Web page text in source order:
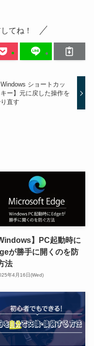
てね！
Windows ショートカッ
キー】元に戻した操作を
直す
】PC起動時に
が勝手に開くのを防
法
年4月16日(Wed)